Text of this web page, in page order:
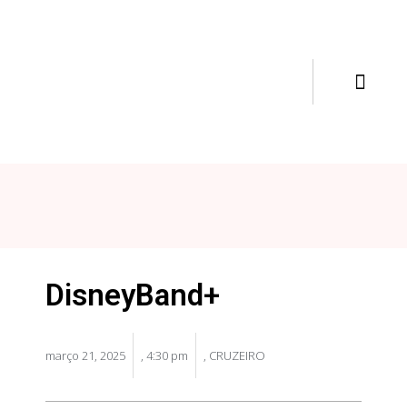
DisneyBand+
março 21, 2025 4:30 pm CRUZEIRO